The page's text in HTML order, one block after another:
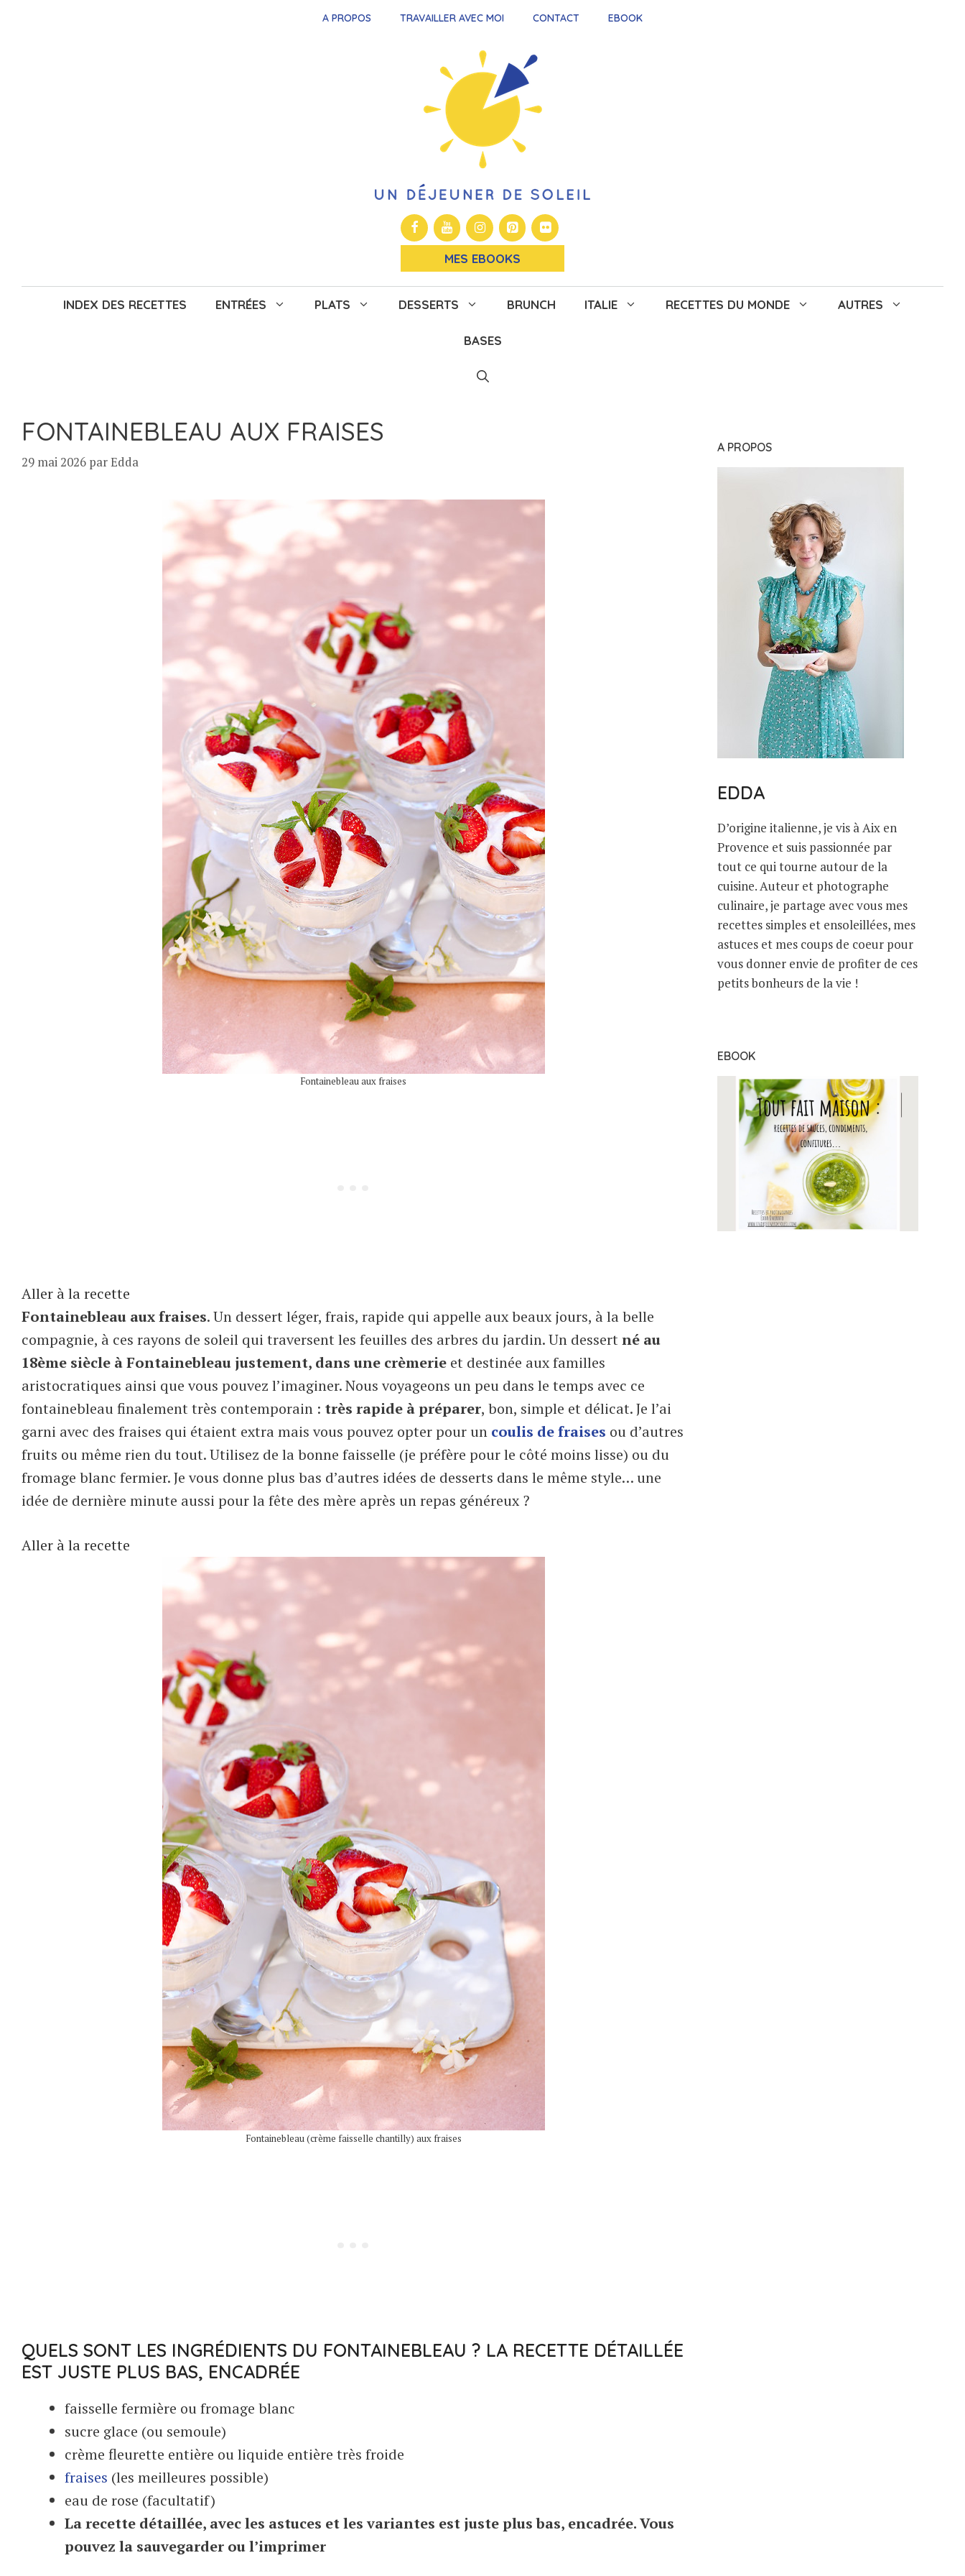
A PROPOS TRAVAILLER AVEC MOI CONTACT EBOOK
MES EBOOKS
INDEX DES RECETTES ENTRÉES PLATS DESSERTS BRUNCH ITALIE RECETTES DU MONDE AUTRES
BASES
FONTAINEBLEAU AUX FRAISES
29 mai 2026 parEdda
Fontainebleau aux fraises
Aller à la recette
Fontainebleau aux fraises. Un dessert léger, frais, rapide qui appelle aux beaux jours, à la belle
compagnie, à ces rayons de soleil qui traversent les feuilles des arbres du jardin. Un dessert né au
18ème siècle à Fontainebleau justement, dans une crèmerie et destinée aux familles
aristocratiques ainsi que vous pouvez l’imaginer. Nous voyageons un peu dans le temps avec ce
fontainebleau finalement très contemporain : très rapide à préparer, bon, simple et délicat. Je l’ai
garni avec des fraises qui étaient extra mais vous pouvez opter pour un coulis de fraises ou d’autres
fruits ou même rien du tout. Utilisez de la bonne faisselle (je préfère pour le côté moins lisse) ou du
fromage blanc fermier. Je vous donne plus bas d’autres idées de desserts dans le même style… une
idée de dernière minute aussi pour la fête des mère après un repas généreux ?
Aller à la recette
Fontainebleau (crème faisselle chantilly) aux fraises
QUELS SONT LES INGRÉDIENTS DU FONTAINEBLEAU ? LA RECETTE DÉTAILLÉE
EST JUSTE PLUS BAS, ENCADRÉE
faisselle fermière ou fromage blanc
sucre glace (ou semoule)
crème fleurette entière ou liquide entière très froide
fraises (les meilleures possible)
eau de rose (facultatif)
La recette détaillée, avec les astuces et les variantes est juste plus bas, encadrée. Vous
pouvez la sauvegarder ou l’imprimer
A PROPOS
EDDA
D’origine italienne, je vis à Aix en
Provence et suis passionnée par
tout ce qui tourne autour de la
cuisine. Auteur et photographe
culinaire, je partage avec vous mes
recettes simples et ensoleillées, mes
astuces et mes coups de coeur pour
vous donner envie de profiter de ces
petits bonheurs de la vie !
EBOOK